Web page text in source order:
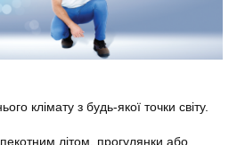
клімату з будь-якої точки світу.
літом, прогулянки або